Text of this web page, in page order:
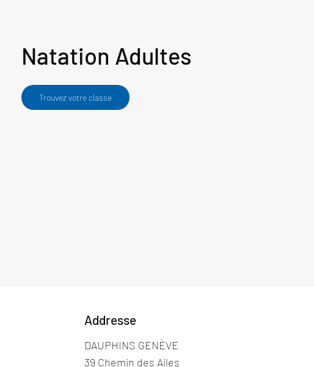
Natation Adultes
Trouvez votre classe
Addresse
DAUPHINS GENÈVE
39 Chemin des Ailes